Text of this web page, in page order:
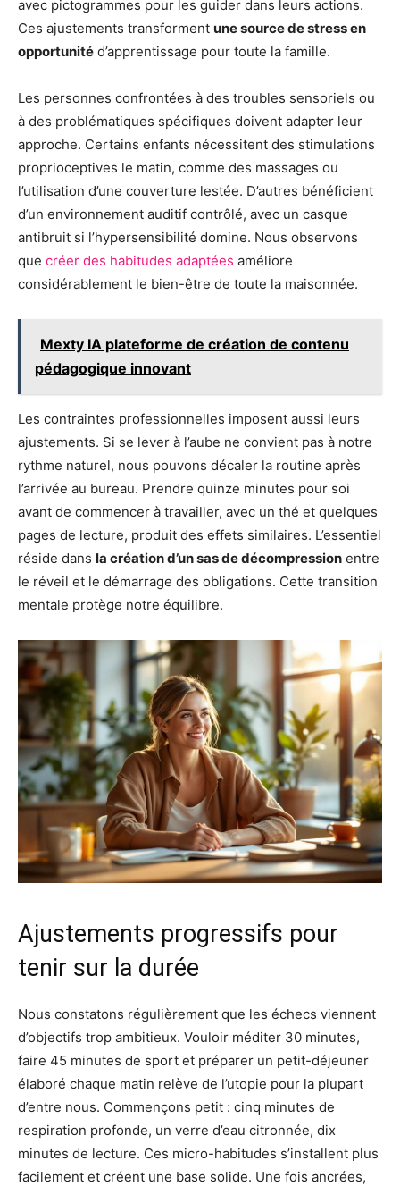
avec pictogrammes pour les guider dans leurs actions.
Ces ajustements transforment une source de stress en
opportunité d’apprentissage pour toute la famille.
Les personnes confrontées à des troubles sensoriels ou
à des problématiques spécifiques doivent adapter leur
approche. Certains enfants nécessitent des stimulations
proprioceptives le matin, comme des massages ou
l’utilisation d’une couverture lestée. D’autres bénéficient
d’un environnement auditif contrôlé, avec un casque
antibruit si l’hypersensibilité domine. Nous observons
que créer des habitudes adaptées améliore
considérablement le bien-être de toute la maisonnée.
Mexty IA plateforme de création de contenu
pédagogique innovant
Les contraintes professionnelles imposent aussi leurs
ajustements. Si se lever à l’aube ne convient pas à notre
rythme naturel, nous pouvons décaler la routine après
l’arrivée au bureau. Prendre quinze minutes pour soi
avant de commencer à travailler, avec un thé et quelques
pages de lecture, produit des effets similaires. L’essentiel
réside dans la création d’un sas de décompression entre
le réveil et le démarrage des obligations. Cette transition
mentale protège notre équilibre.
Ajustements progressifs pour
tenir sur la durée
Nous constatons régulièrement que les échecs viennent
d’objectifs trop ambitieux. Vouloir méditer 30 minutes,
faire 45 minutes de sport et préparer un petit-déjeuner
élaboré chaque matin relève de l’utopie pour la plupart
d’entre nous. Commençons petit : cinq minutes de
respiration profonde, un verre d’eau citronnée, dix
minutes de lecture. Ces micro-habitudes s’installent plus
facilement et créent une base solide. Une fois ancrées,